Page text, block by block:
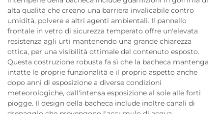
alta qualità che creano una barriera invalicabile contro
umidità, polvere e altri agenti ambientali. Il pannello
frontale in vetro di sicurezza temperato offre un'elevata
resistenza agli urti mantenendo una grande chiarezza
ottica, per una visibilità ottimale del contenuto esposto.
Questa costruzione robusta fa sì che la bacheca mantenga
intatte le proprie funzionalità e il proprio aspetto anche
dopo anni di esposizione a diverse condizioni
meteorologiche, dall'intensa esposizione al sole alle forti
piogge. Il design della bacheca include inoltre canali di